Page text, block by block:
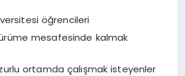
öğrencileri
mesafesinde kalmak
ortamda çalışmak isteyenler